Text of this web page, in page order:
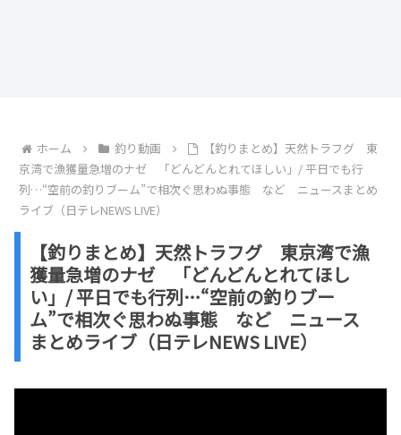
ホーム 釣り動画
【釣りまとめ】天然トラフグ 東
京湾で漁獲量急増のナゼ 「どんどんとれてほしい」/ 平日でも行
列…“空前の釣りブーム”で相次ぐ思わぬ事態 など ニュースまとめ
ライブ（日テレNEWS LIVE）
【釣りまとめ】天然トラフグ 東京湾で漁
獲量急増のナゼ 「どんどんとれてほし
い」/ 平日でも行列…“空前の釣りブー
ム”で相次ぐ思わぬ事態 など ニュース
まとめライブ（日テレNEWS LIVE）